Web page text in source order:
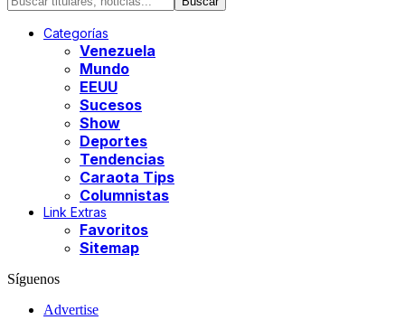
Categorías
Venezuela
Mundo
EEUU
Sucesos
Show
Deportes
Tendencias
Caraota Tips
Columnistas
Link Extras
Favoritos
Sitemap
Síguenos
Advertise